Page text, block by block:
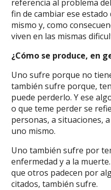
referencia al problema
fin de cambiar ese
mismo y, como
viven en las mismas
¿Cómo se produce, en
Uno sufre porque no
también sufre porque,
puede perderlo. Y ese
o que teme perder se
personas, a situaciones,
uno mismo.
Uno también sufre por
enfermedad y a la
que otros padecen por
citados, también sufre.